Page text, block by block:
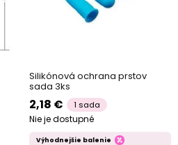
Silikónová ochrana prstov
sada 3ks
2,18 € 1 sada
Nie je dostupné
Výhodnejšie balenie